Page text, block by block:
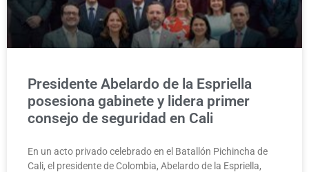
Presidente Abelardo de la Espriella
posesiona gabinete y lidera primer
consejo de seguridad en Cali
En un acto privado celebrado en el Batallón Pichincha de
Cali, el presidente de Colombia, Abelardo de la Espriella,